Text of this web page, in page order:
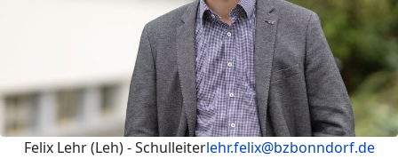
Felix Lehr (Leh) - Schulleiterlehr.felix@bzbonndorf.de